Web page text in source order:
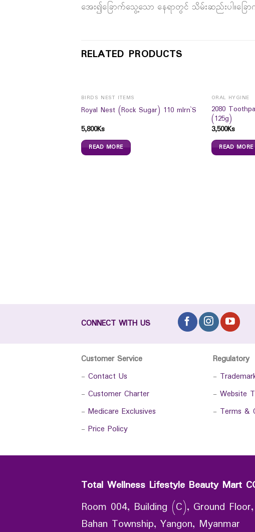
အေး၍ခြောက်သွေ့သော နေရာတွင် သိမ်းဆည်းပါ။ခ
RELATED PRODUCTS
BIRDS NEST ITEMS
Royal Nest (Rock Sugar) 110 mlrn`S
5,800Ks
READ MORE
ORAL HYGINE
2080
(125g)
3,500Ks
READ MORE
CONNECT WITH US
Customer Service
- Contact Us
- Customer Charter
- Medicare Exclusives
- Price Policy
Regulatory
-
- Website
- Terms &
Total Wellness Lifestyle Beauty Mart
Room 004, Building (C), Ground
Bahan Township, Yangon, Myanmar